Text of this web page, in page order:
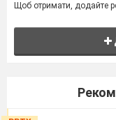
4.Teacher:
politics, part-
I am a teenager
(1)_______. My
Щоб отримати, додайте